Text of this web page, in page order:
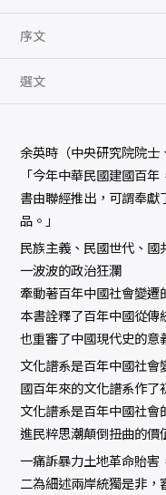
序文
選文
余英時（中央研究院院士
「今年中華民國建國百
書由聯經推出，可謂奉
品。」
民族主義、民國世代、國
一波波的政治狂瀾
牽動著百年中國社會變遷
本書詮釋了百年中國從傳
也重審了中國現代史的意
文化譜系是百年中國社
國百年來的文化譜系作了
文化譜系是百年中國社
進民粹思潮顛倒扭曲的價
一痛訴暴力土地革命貽害
二為細述兩岸統獨是非，